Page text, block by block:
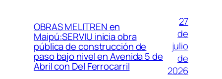
OBRAS MELITREN en
Maipú:SERVIU inicia obra
pública de construcción de
paso bajo nivel en Avenida 5 de
Abril con Del Ferrocarril
27
de
julio
de
2026